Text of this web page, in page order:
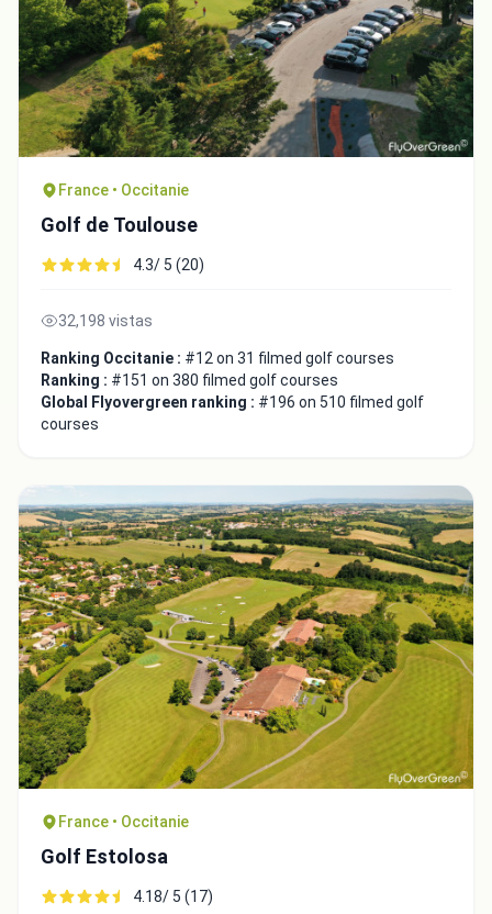
France • Occitanie
Golf de Toulouse
4.3/ 5 (20)
32,198 vistas
Ranking Occitanie : #12 on 31 filmed golf courses
Ranking : #151 on 380 filmed golf courses
Global Flyovergreen ranking : #196 on 510 filmed golf
courses
France • Occitanie
Golf Estolosa
4.18/ 5 (17)
Integrate video
Video choice: